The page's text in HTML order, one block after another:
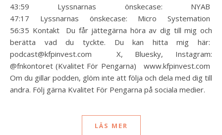
43:59 Lyssnarnas önskecase: NYAB
47:17 Lyssnarnas önskecase: Micro Systemation
56:35 Kontakt Du får jättegärna höra av dig till mig och
berätta vad du tyckte. Du kan hitta mig här:
podcast@kfpinvest.com X, Bluesky, Instagram:
@fnkontoret (Kvalitet För Pengarna) www.kfpinvest.com
Om du gillar podden, glöm inte att följa och dela med dig till
andra. Följ gärna Kvalitet För Pengarna på sociala medier.
LÄS MER